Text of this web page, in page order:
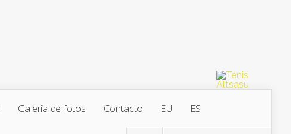
Galeria de fotos Contacto EU ES